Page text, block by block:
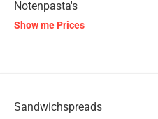
Notenpasta's
Show me Prices
Sandwichspreads